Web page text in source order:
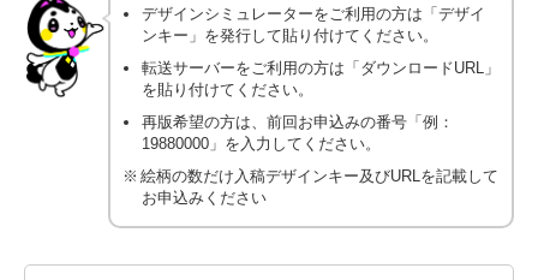
デザインシミュレーターをご利用の方は「デザイ
ンキー」を発行して貼り付けてください。
転送サーバーをご利用の方は「ダウンロードURL」
を貼り付けてください。
再版希望の方は、前回お申込みの番号「例：
19880000」を入力してください。
絵柄の数だけ入稿デザインキー及びURLを記載して
お申込みください